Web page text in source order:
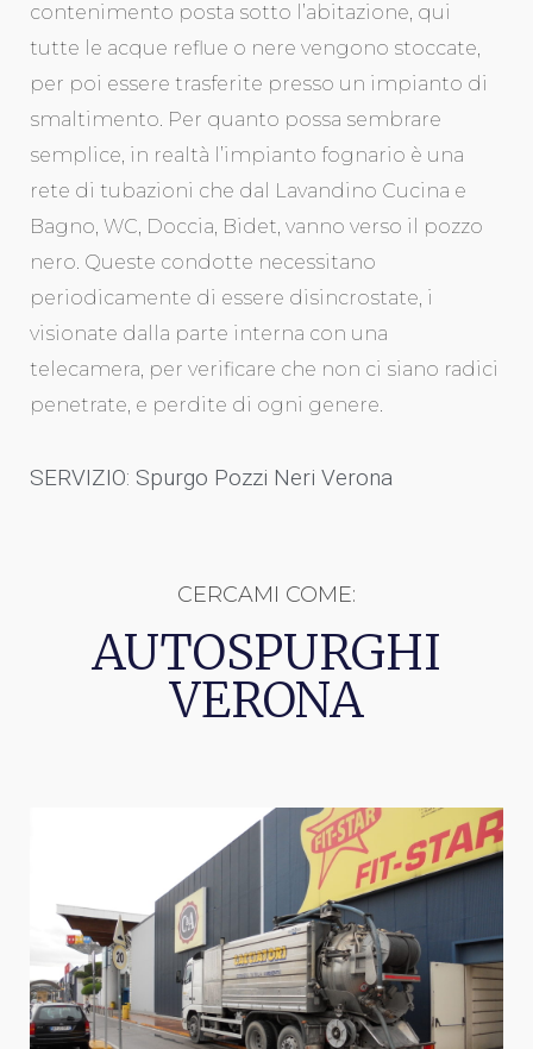
contenimento posta sotto l’abitazione, qui
tutte le acque reflue o nere vengono stoccate,
per poi essere trasferite presso un impianto di
smaltimento. Per quanto possa sembrare
semplice, in realtà l’impianto fognario è una
rete di tubazioni che dal Lavandino Cucina e
Bagno, WC, Doccia, Bidet, vanno verso il pozzo
nero. Queste condotte necessitano
periodicamente di essere disincrostate, i
visionate dalla parte interna con una
telecamera, per verificare che non ci siano radici
penetrate, e perdite di ogni genere.
SERVIZIO: Spurgo Pozzi Neri Verona
CERCAMI COME:
AUTOSPURGHI
VERONA